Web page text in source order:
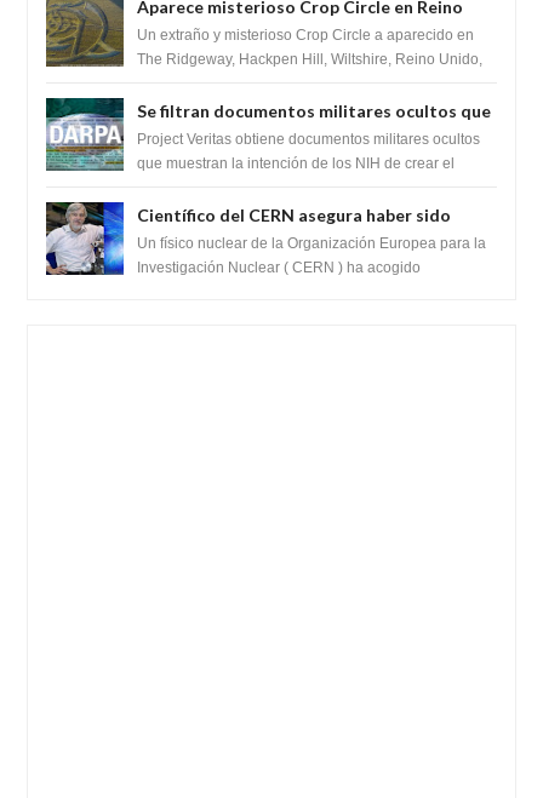
Aparece misterioso Crop Circle en Reino
Unido 23 de junio 2016
Un extraño y misterioso Crop Circle a aparecido en
The Ridgeway, Hackpen Hill, Wiltshire, Reino Unido,
Se filtran documentos militares ocultos que
muestran la intención de los NIH de crear el
SARS-CoV-2, utilizando la investigación de
Project Veritas obtiene documentos militares ocultos
que muestran la intención de los NIH de crear el
Científico del CERN asegura haber sido
ayudado por seres de luz durante una
prueba del Colisionador de Hadrones
Un físico nuclear de la Organización Europea para la
Investigación Nuclear ( CERN ) ha acogido